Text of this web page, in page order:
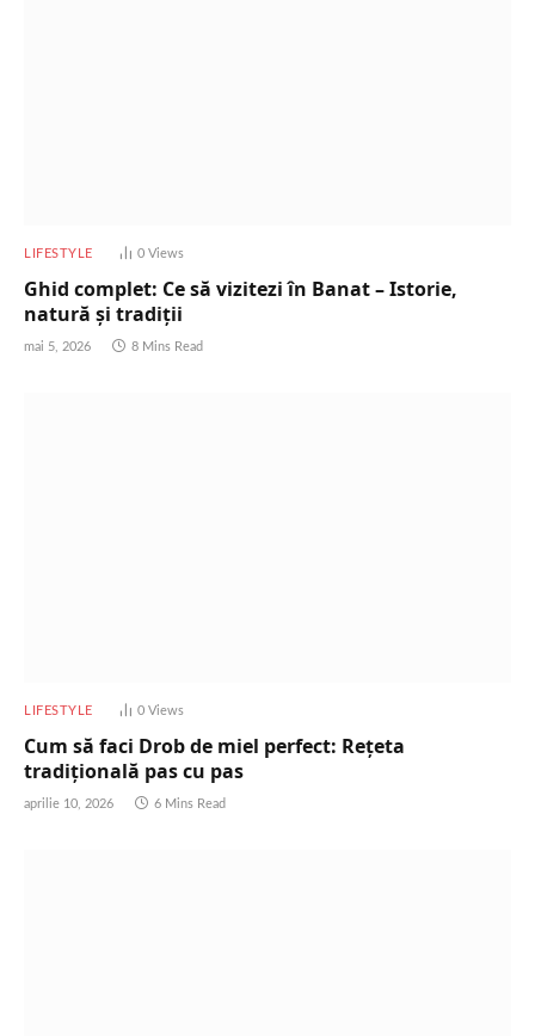
LIFESTYLE 0 Views
Ghid complet: Ce să vizitezi în Banat – Istorie,
natură și tradiții
mai 5, 2026 8 Mins Read
LIFESTYLE 0 Views
Cum să faci Drob de miel perfect: Rețeta
tradițională pas cu pas
aprilie 10, 2026 6 Mins Read